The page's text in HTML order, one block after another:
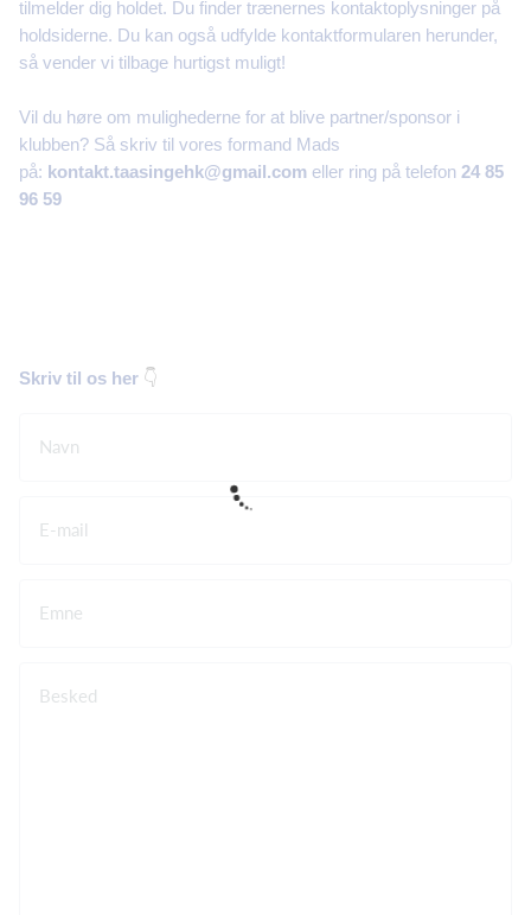
tilmelder dig holdet. Du finder trænernes kontaktoplysninger på
holdsiderne. Du kan også udfylde kontaktformularen herunder,
så vender vi tilbage hurtigst muligt!
Vil du høre om mulighederne for at blive partner/sponsor i
klubben? Så skriv til vores formand Mads
på: kontakt.taasingehk@gmail.com eller ring på telefon 24 85
96 59
Skriv til os her 👇
Navn
E-mail
Emne
Besked